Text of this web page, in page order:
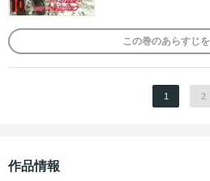
この巻のあらすじを
1 2
作品情報